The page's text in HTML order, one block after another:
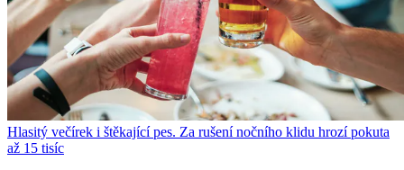
Hlasitý večírek i štěkající pes. Za rušení nočního klidu hrozí pokuta
až 15 tisíc